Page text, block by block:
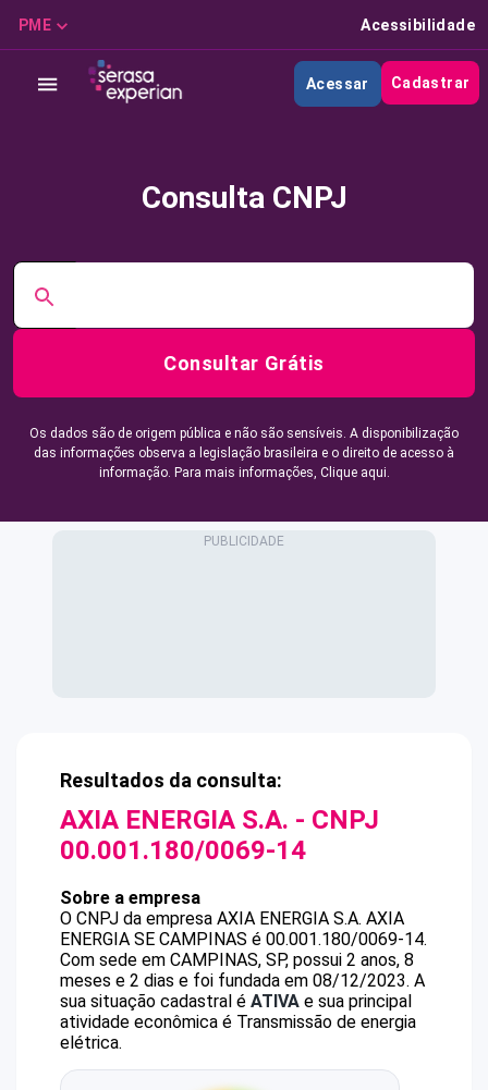
PME Acessibilidade
Acessar Cadastrar
Consulta CNPJ
Consultar Grátis
Os dados são de origem pública e não são sensíveis. A disponibilização
das informações observa a legislação brasileira e o direito de acesso à
informação. Para mais informações, Clique aqui.
Resultados da consulta:
AXIA ENERGIA S.A. - CNPJ
00.001.180/0069-14
Sobre a empresa
O CNPJ da empresa AXIA ENERGIA S.A. AXIA
ENERGIA SE CAMPINAS é 00.001.180/0069-14.
Com sede em CAMPINAS, SP, possui 2 anos, 8
meses e 2 dias e foi fundada em 08/12/2023. A
sua situação cadastral é ATIVA e sua principal
atividade econômica é Transmissão de energia
elétrica.